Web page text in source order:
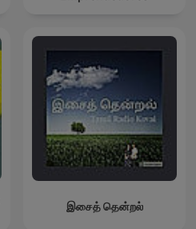
இசைத் தென்றல்